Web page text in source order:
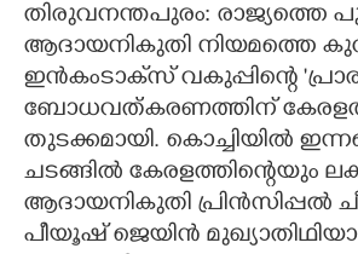
CARTOONS
LITERATURE
ZOOM
CONTACT US
തിരുവനന്തപുരം: രാജ്യത്തെ
ആദായനികുതി നിയമത്തെ
ഇൻകംടാക്‌സ് വകുപ്പിന്റെ
ബോധവത്കരണത്തിന്
തുടക്കമായി. കൊച്ചിയിൽ
ചടങ്ങിൽ കേരളത്തിന്റെയും
ആദായനികുതി പ്രിൻസിപ്പൽ
പീയൂഷ് ജെയിൻ